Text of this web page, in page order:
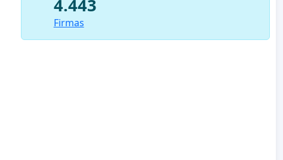
4.443
Firmas